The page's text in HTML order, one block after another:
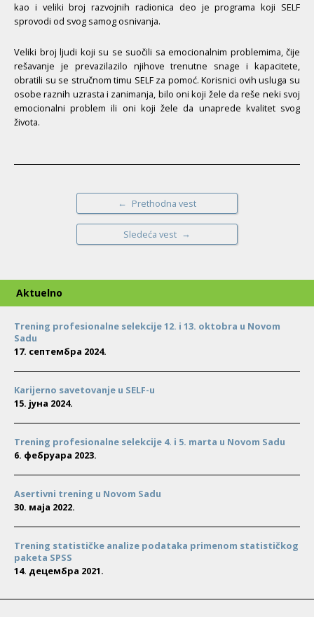
kao i veliki broj razvojnih radionica deo je programa koji SELF
sprovodi od svog samog osnivanja.
Veliki broj ljudi koji su se suočili sa emocionalnim problemima, čije
rešavanje je prevazilazilo njihove trenutne snage i kapacitete,
obratili su se stručnom timu SELF za pomoć. Korisnici ovih usluga su
osobe raznih uzrasta i zanimanja, bilo oni koji žele da reše neki svoj
emocionalni problem ili oni koji žele da unaprede kvalitet svog
života.
← Prethodna vest
Sledeća vest →
Aktuelno
Trening profesionalne selekcije 12. i 13. oktobra u Novom
Sadu
17. септембра 2024.
Karijerno savetovanje u SELF-u
15. јуна 2024.
Trening profesionalne selekcije 4. i 5. marta u Novom Sadu
6. фебруара 2023.
Asertivni trening u Novom Sadu
30. маја 2022.
Trening statističke analize podataka primenom statističkog
paketa SPSS
14. децембра 2021.